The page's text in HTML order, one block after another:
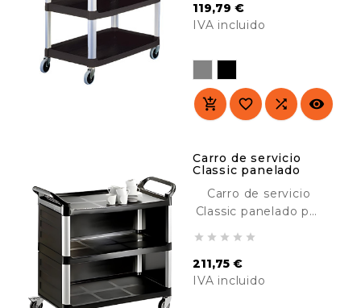
hospitales,
comedores, colegios,
Resistente y
duradero.
119,79 €
IVA incluido
   
Carro de servicio
Classic panelado
Carro de servicio
Classic panelado por
lugares cara al
público. Resistente y
    
211,75 €
IVA incluido